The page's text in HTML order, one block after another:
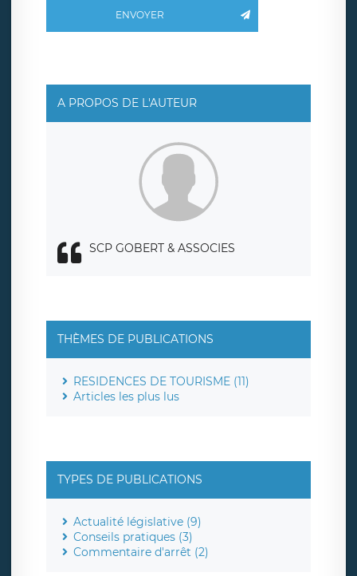
basé en France et offrant des
clauses de protection
limitation du traitement relatif à vos données à caractère
données. Vous pouvez exercer ces droits auprès du délégué
de traitement est la société LÉGAVOX, sis 9 rue Léopold
Sédar Senghor, joignable à l’adresse mail :
responsabledetraitement@legavox.fr. Vous avez également
le droit d’introduire une réclamation auprès d’une autorité
ENVOYER
A PROPOS DE L'AUTEUR
SCP GOBERT & ASSOCIES
THÈMES DE PUBLICATIONS
RESIDENCES DE TOURISME (11)
Articles les plus lus
TYPES DE PUBLICATIONS
Actualité législative (9)
Conseils pratiques (3)
Commentaire d'arrêt (2)